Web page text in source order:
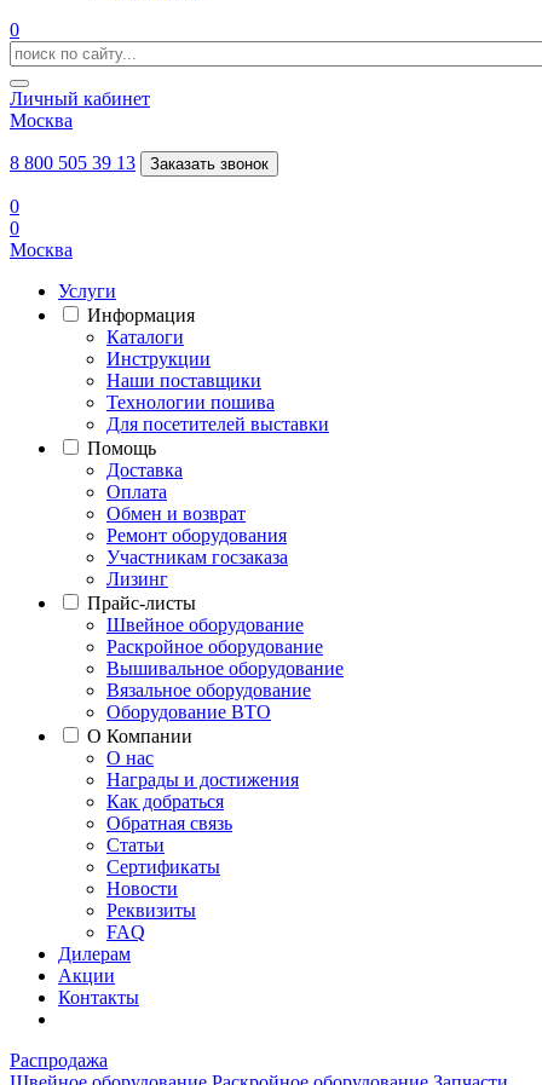
0
Личный кабинет
Москва
8 800 505 39 13 Заказать звонок
0
0
Москва
Услуги
Информация
Каталоги
Инструкции
Наши поставщики
Технологии пошива
Для посетителей выставки
Помощь
Доставка
Оплата
Обмен и возврат
Ремонт оборудования
Участникам госзаказа
Лизинг
Прайс-листы
Швейное оборудование
Раскройное оборудование
Вышивальное оборудование
Вязальное оборудование
Оборудование ВТО
О Компании
О нас
Награды и достижения
Как добраться
Обратная связь
Статьи
Сертификаты
Новости
Реквизиты
FAQ
Дилерам
Акции
Контакты
Распродажа